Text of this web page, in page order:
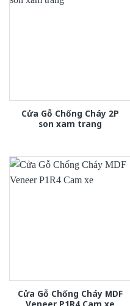
Cửa Gỗ Chống Cháy 2P
son xam trang
Cửa Gỗ Chống Cháy MDF